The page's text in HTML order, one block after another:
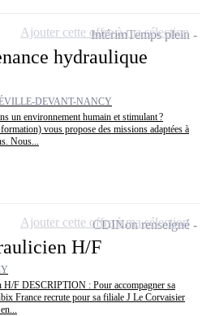
hydraulique
DEVANT-NANCY
un environnement humain et stimulant ?
vous propose des missions adaptées à
Nous...
IntérimTemps plein
Ajouter cette offre à ma sélection
H/F
H/F DESCRIPTION : Pour accompagner sa
France recrute pour sa filiale J Le Corvaisier
CDINon renseigné
Ajouter cette offre à ma sélection